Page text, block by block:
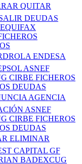
QUITAR
DEUDAS
ENDESA
ASNEF
CIRBE FICHEROS
DEUDAS
AGENCIA
ASNEF
CIRBE FICHEROS
DEUDAS
ELIMINAR
CAPITAL GF
BADEXCUG